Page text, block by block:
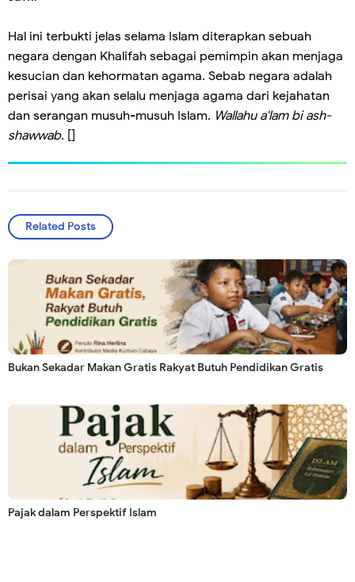
Hal ini terbukti jelas selama Islam diterapkan sebuah
negara dengan Khalifah sebagai pemimpin akan menjaga
kesucian dan kehormatan agama. Sebab negara adalah
perisai yang akan selalu menjaga agama dari kejahatan
dan serangan musuh-musuh Islam. Wallahu a'lam bi ash-
shawwab. []
Related Posts
Bukan Sekadar Makan Gratis Rakyat Butuh Pendidikan Gratis
Pajak dalam Perspektif Islam